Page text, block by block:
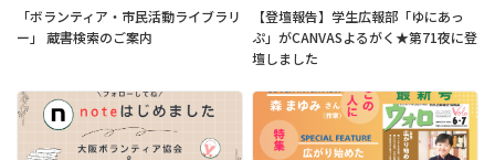
「ボランティア・市民活動ライブラリ
ー」 蔵書検索のご案内
【登壇報告】学生広報部「ゆにあっ
ぷ」がCANVASよるがく★第71夜に登
壇しました